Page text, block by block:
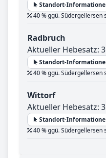
Standort-
40 % ggü. Südergellersen
Radbruch
Aktueller Hebesatz:
Standort-
40 % ggü. Südergellersen
Wittorf
Aktueller Hebesatz:
Standort-
40 % ggü. Südergellersen